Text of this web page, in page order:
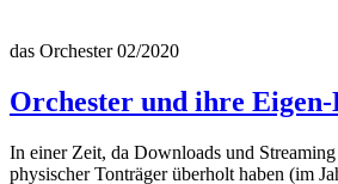
Orchesterleitbilder
das Orchester 02/2020
Orchester und ihre Eigen-
In einer Zeit, da Downloads und
physischer Tonträger überholt haben (im